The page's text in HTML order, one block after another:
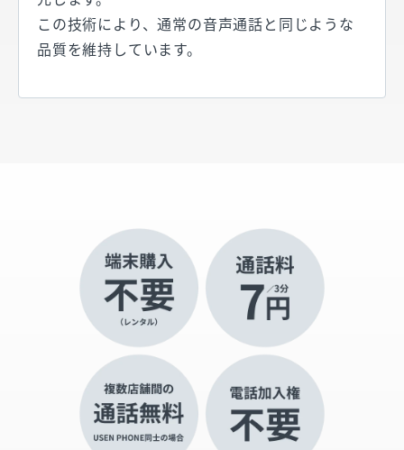
この技術により、通常の音声通話と同じような
品質を維持しています。